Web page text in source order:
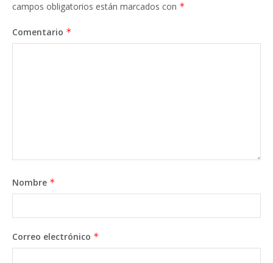
campos obligatorios están marcados con *
Comentario *
Nombre *
Correo electrónico *